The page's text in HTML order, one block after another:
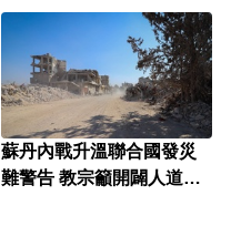
蘇丹內戰升溫聯合國發災
難警告 教宗籲開闢人道走